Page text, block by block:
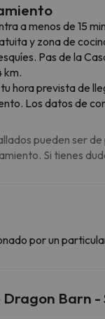
a menos de 15
y zona de
Pas de la
km.
hora prevista de
Los datos de
pueden ser
Si tienes
por un
Dragon Barn -